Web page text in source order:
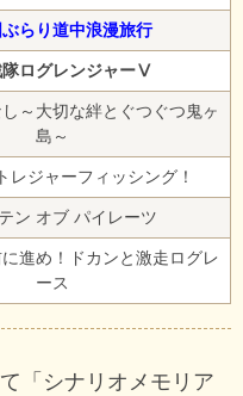
らり道中浪漫旅行
隊ログレンジャーⅤ
～大切な絆とぐつぐつ鬼ヶ
島～
レジャーフィッシング！
ン オブ パイレーツ
進め！ドカンと激走ログレ
ース
「シナリオメモリア